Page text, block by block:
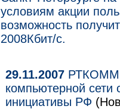
условиям акции
возможность
2008Кбит/с.
29.11.2007 РТКОММ
компьютерной сети
инициативы РФ